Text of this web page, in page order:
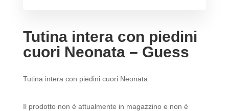
Tutina intera con piedini
cuori Neonata – Guess
Tutina intera con piedini cuori Neonata
Il prodotto non è attualmente in magazzino e non è